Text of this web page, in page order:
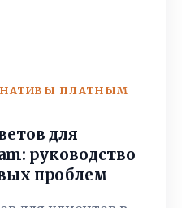
ПЛАТНЫМ
для
руководство
проблем